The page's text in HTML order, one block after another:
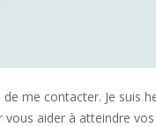
me contacter. Je suis
aider à atteindre